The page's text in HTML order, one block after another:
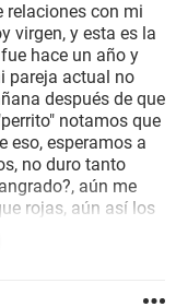
relaciones con mi
virgen, y esta es la
hace un año y
pareja actual no
después de que
notamos que
eso, esperamos a
no duro tanto
aún me
rojas, aún así los
tuve análisis y salí
que onda o